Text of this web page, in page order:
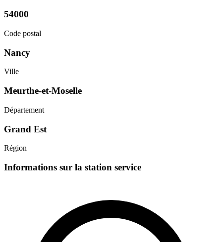
54000
Code postal
Nancy
Ville
Meurthe-et-Moselle
Département
Grand Est
Région
Informations sur la station service